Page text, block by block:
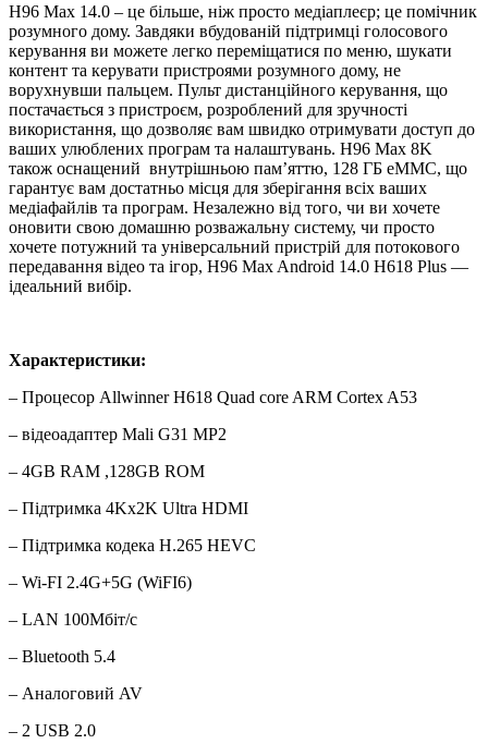
H96 Max 14.0 – це більше, ніж просто медіаплеєр; це помічник
розумного дому. Завдяки вбудованій підтримці голосового
керування ви можете легко переміщатися по меню, шукати
контент та керувати пристроями розумного дому, не
ворухнувши пальцем. Пульт дистанційного керування, що
постачається з пристроєм, розроблений для зручності
використання, що дозволяє вам швидко отримувати доступ до
ваших улюблених програм та налаштувань. H96 Max 8K
також оснащений внутрішньою пам’яттю, 128 ГБ eMMC, що
гарантує вам достатньо місця для зберігання всіх ваших
медіафайлів та програм. Незалежно від того, чи ви хочете
оновити свою домашню розважальну систему, чи просто
хочете потужний та універсальний пристрій для потокового
передавання відео та ігор, H96 Max Android 14.0 H618 Plus —
ідеальний вибір.
Характеристики:
– Процесор Allwinner H618 Quad core ARM Cortex A53
– відеоадаптер Mali G31 MP2
– 4GB RAM ,128GB ROM
– Підтримка 4Kx2K Ultra HDMI
– Підтримка кодека H.265 HEVC
– Wi-FI 2.4G+5G (WiFI6)
– LAN 100Мбіт/с
– Bluetooth 5.4
– Аналоговий AV
– 2 USB 2.0